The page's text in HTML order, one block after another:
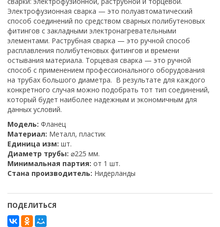
Электрофузионная сварка — это полуавтоматический
способ соединений по средством сварных полибутеновых
фитингов с закладными электронагревательными
элементами. Раструбная сварка — это ручной способ
расплавления полибутеновых фитингов и времени
остывания материала. Торцевая сварка — это ручной
способ с применением профессионального оборудования
на трубах большого диаметра. В результате для каждого
конкретного случая можно подобрать тот тип соединений,
который будет наиболее надежным и экономичным для
данных условий.
Модель: Фланец
Материал: Металл, пластик
Единица изм: шт.
Диаметр трубы: ⌀225 мм.
Минимальная партия: от 1 шт.
Стана производитель: Нидерланды
ПОДЕЛИТЬСЯ